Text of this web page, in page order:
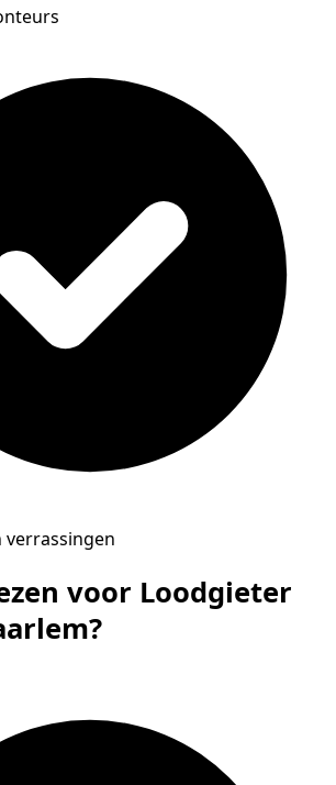
verrassingen
voor Loodgieter